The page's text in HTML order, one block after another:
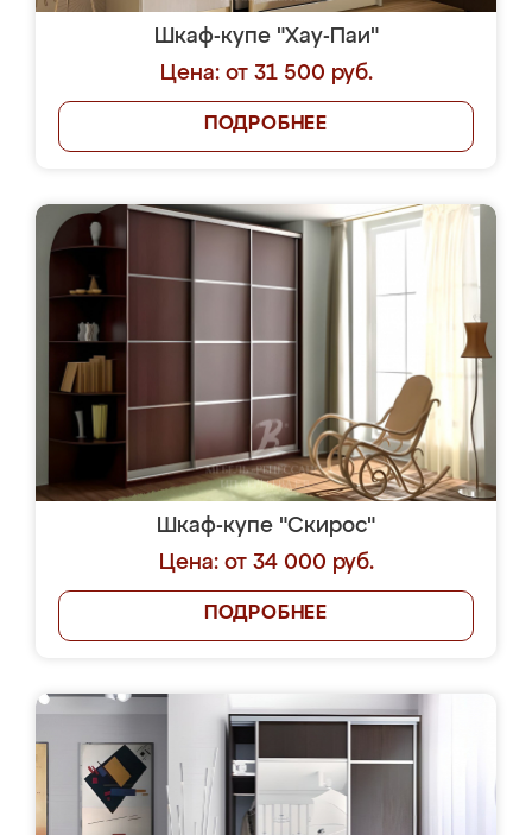
Шкаф-купе "Хау-Паи"
Цена: от 31 500 руб.
ПОДРОБНЕЕ
Шкаф-купе "Скирос"
Цена: от 34 000 руб.
ПОДРОБНЕЕ